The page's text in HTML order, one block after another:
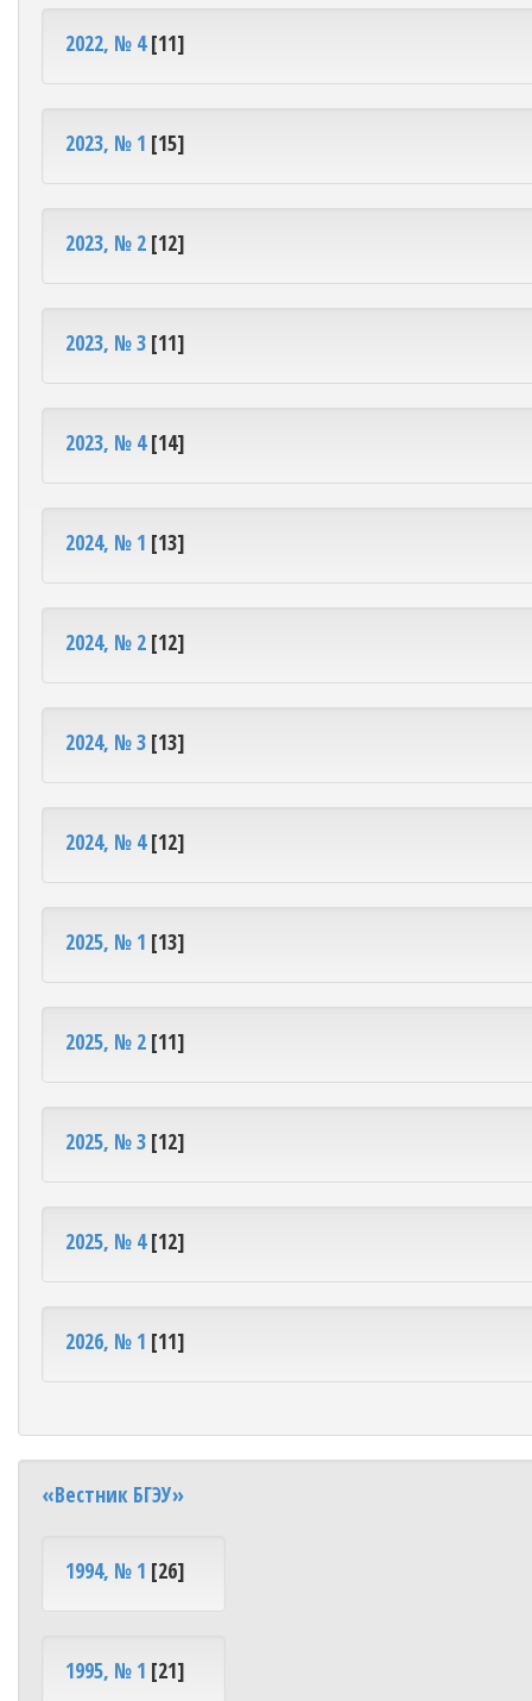
2022, № 4[11]
2023, № 1 [15]
2023, № 2 [12]
2023, № 3 [11]
2023, № 4[14]
2024, № 1 [13]
2024, № 2 [12]
2024, № 3 [13]
2024, № 4[12]
2025, № 1 [13]
2025, № 2 [11]
2025, № 3 [12]
2025, № 4[12]
2026, № 1 [11]
«Вестник БГЭУ»
1994, № 1 [26]
1995, № 1 [21]